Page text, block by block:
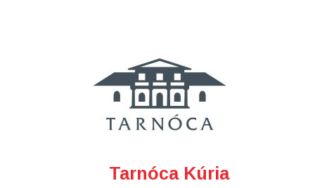
Tarnóca Kúria